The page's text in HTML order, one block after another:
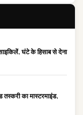
घंटे के हिसाब से देना
तस्करी का मास्टरमाइंड,